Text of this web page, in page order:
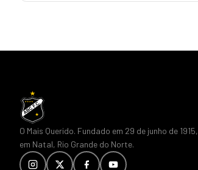
O Mais Querido. Fundado em 29 de junho de 1915,
em Natal, Rio Grande do Norte.